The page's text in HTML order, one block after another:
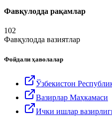
Фавқулодда рақамлар
102
Фавқулодда вазиятлар
Фойдали ҳаволалар
Ўзбекистон
Вазирлар Маҳкамаси
Ички ишлар